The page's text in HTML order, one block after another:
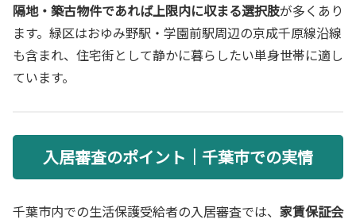
隔地・築古物件であれば上限内に収まる選択肢が多くあり
ます。緑区はおゆみ野駅・学園前駅周辺の京成千原線沿線
も含まれ、住宅街として静かに暮らしたい単身世帯に適し
ています。
入居審査のポイント｜千葉市での実情
千葉市内での生活保護受給者の入居審査では、 家賃保証会